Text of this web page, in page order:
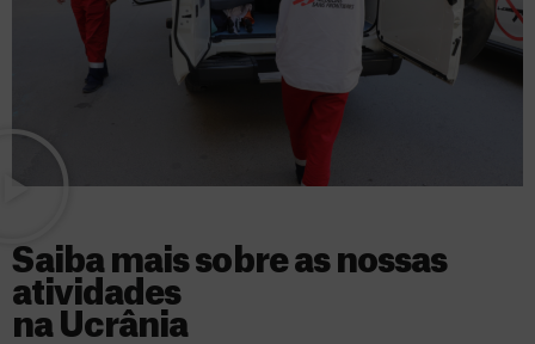
Saiba mais sobre as nossas
atividades
na Ucrânia